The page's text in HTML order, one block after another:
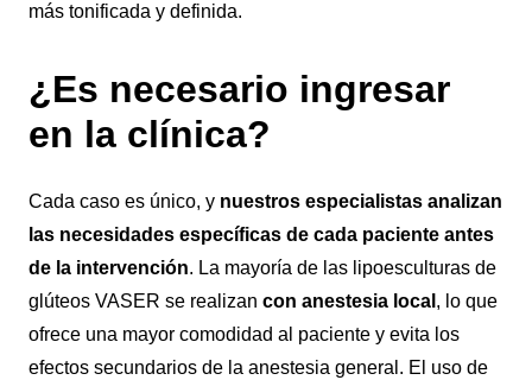
más tonificada y definida.
¿Es necesario ingresar
en la clínica?
Cada caso es único, y nuestros especialistas analizan
las necesidades específicas de cada paciente antes
de la intervención. La mayoría de las lipoesculturas de
glúteos VASER se realizan con anestesia local , lo que
ofrece una mayor comodidad al paciente y evita los
efectos secundarios de la anestesia general. El uso de